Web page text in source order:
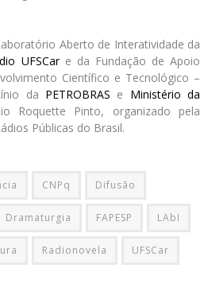
Aberto de Interatividade da
UFSCare da Fundação de Apoio
Científico e Tecnológico –
da PETROBRAS e Ministério da
Roquette Pinto, organizado pela
Públicas do Brasil.
CNPq Difusão
Dramaturgia FAPESP LAbI
Radionovela UFSCar